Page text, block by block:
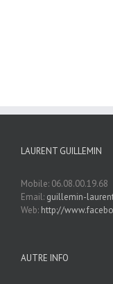
LAURENT GUILLEMIN
Mobile: 06.08.00.19.68
Email: guillemin-
Web: http://
AUTRE INFO